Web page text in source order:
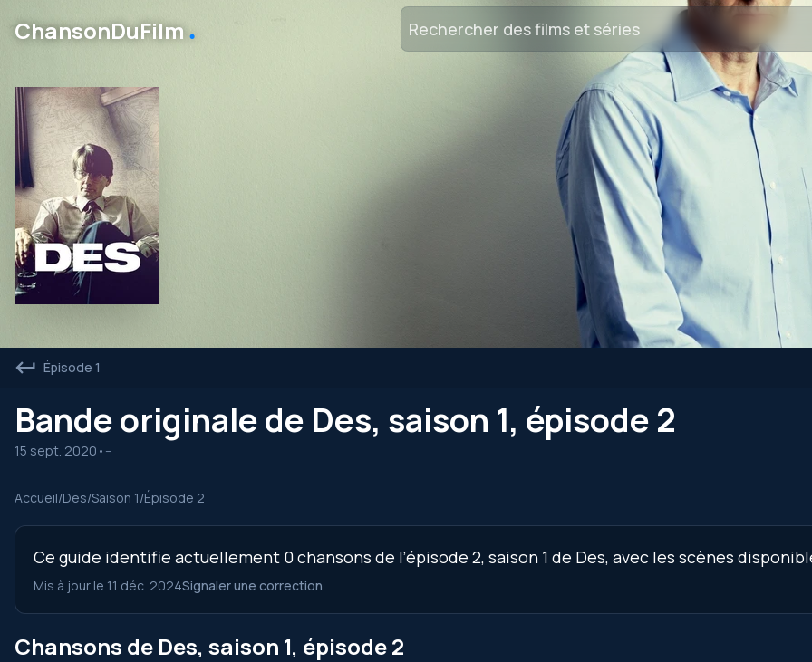
ChansonDuFilm․
Épisode 1
Bande originale de Des, saison 1, épisode 2
15 sept. 2020 • --
Accueil/Des/Saison 1/Épisode 2
Ce guide identifie actuellement 0 chansons de l’épisode 2, saison 1 de Des, avec les scènes
Mis à jour le 11 déc. 2024Signaler une correction
Chansons de Des, saison 1, épisode 2